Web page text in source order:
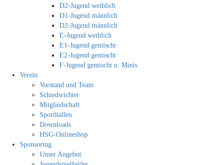
D2-Jugend weiblich
D1-Jugend männlich
D2-Jugend männlich
E-Jugend weiblich
E1-Jugend gemischt
E2-Jugend gemischt
F-Jugend gemischt u. Minis
Verein
Vorstand und Team
Schiedsrichter
Mitgliedschaft
Sporthallen
Downloads
HSG-Onlineshop
Sponsoring
Unser Angebot